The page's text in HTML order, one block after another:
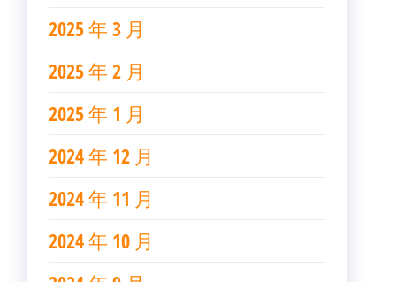
2025 年 3 月
2025 年 2 月
2025 年 1 月
2024 年 12 月
2024 年 11 月
2024 年 10 月